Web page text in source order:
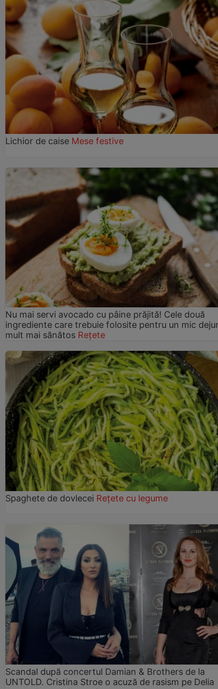
Lichior de caise Mese festive
Nu mai servi avocado cu pâine prăjită! Cele două
ingrediente care trebuie folosite pentru un mic
mult mai sănătos Rețete
Spaghete de dovlecei Rețete cu legume
Scandal după concertul Damian & Brothers de la
UNTOLD. Cristina Stroe o acuză de rasism pe Delia